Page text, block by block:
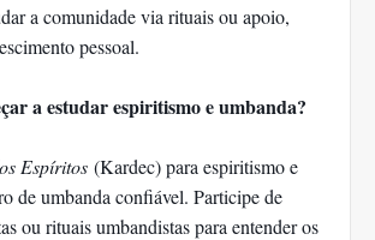
a comunidade via rituais ou apoio,
pessoal.
a estudar espiritismo e umbanda?
Espíritos (Kardec) para espiritismo e
de umbanda confiável. Participe de
ou rituais umbandistas para entender os